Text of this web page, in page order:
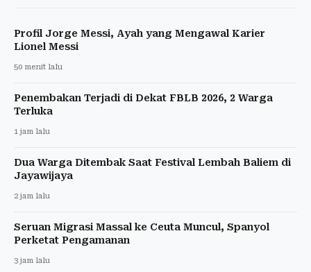
Profil Jorge Messi, Ayah yang Mengawal Karier
Lionel Messi
50 menit lalu
Penembakan Terjadi di Dekat FBLB 2026, 2 Warga
Terluka
1 jam lalu
Dua Warga Ditembak Saat Festival Lembah Baliem di
Jayawijaya
2 jam lalu
Seruan Migrasi Massal ke Ceuta Muncul, Spanyol
Perketat Pengamanan
3 jam lalu